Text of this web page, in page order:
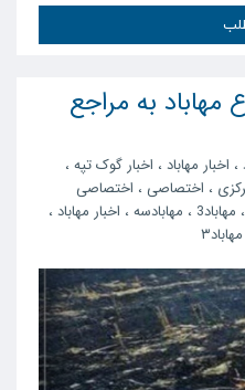
به مراجع
، اخبار مهاباد ، اخبار گوک تپه ،
، اختصاصی ، اختصاصی
، مهاباد3 ، مهابادسه ، اخبار مهاباد ،